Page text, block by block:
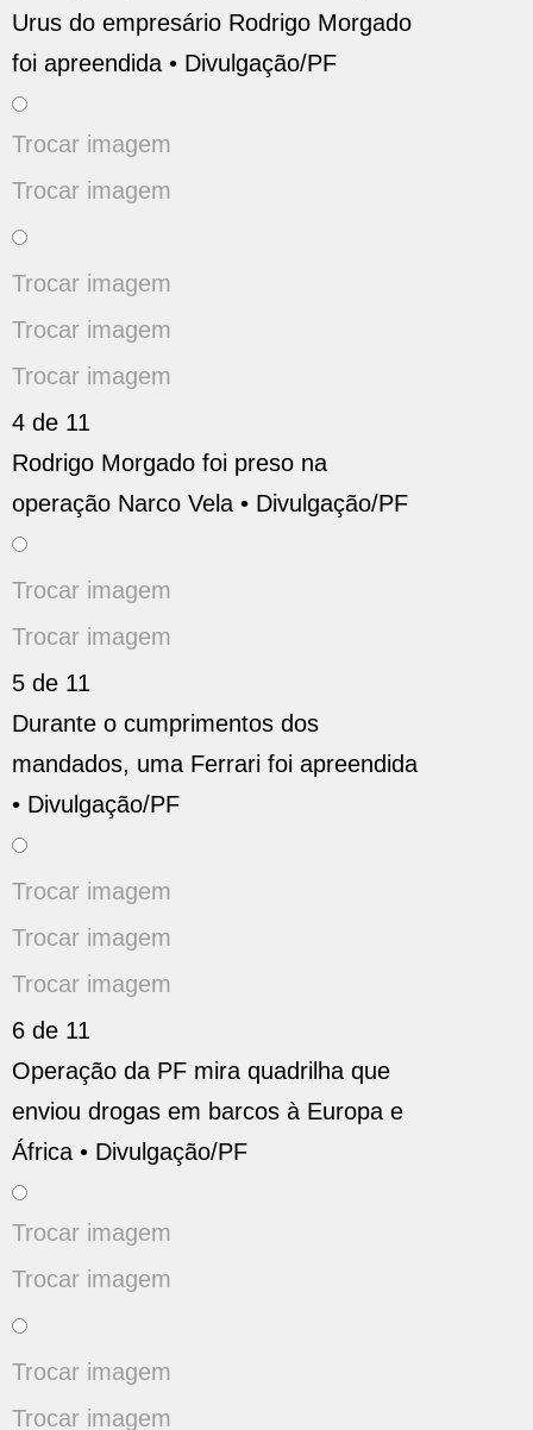
Urus do empresário Rodrigo Morgado
foi apreendida • Divulgação/PF
Trocar imagem
Trocar imagem
Trocar imagem
Trocar imagem
Trocar imagem
4 de 11
Rodrigo Morgado foi preso na
operação Narco Vela • Divulgação/PF
Trocar imagem
Trocar imagem
5 de 11
Durante o cumprimentos dos
mandados, uma Ferrari foi apreendida
• Divulgação/PF
Trocar imagem
Trocar imagem
Trocar imagem
6 de 11
Operação da PF mira quadrilha que
enviou drogas em barcos à Europa e
África • Divulgação/PF
Trocar imagem
Trocar imagem
Trocar imagem
Trocar imagem